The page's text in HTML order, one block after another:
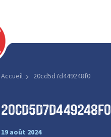
Accueil 20cd5d7d449248f0
20cd5d7d449248f0
19 août 2024